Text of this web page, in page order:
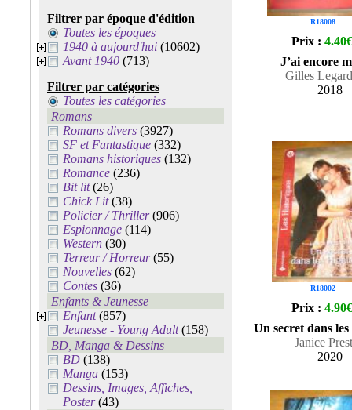
Filtrer par époque d'édition
Toutes les époques
1940 à aujourd'hui (10602)
Avant 1940 (713)
Filtrer par catégories
Toutes les catégories
Romans
Romans divers (3927)
SF et Fantastique (332)
Romans historiques (132)
Romance (236)
Bit lit(26)
Chick Lit(38)
Policier / Thriller(906)
Espionnage (114)
Western (30)
Terreur / Horreur(55)
Nouvelles (62)
Contes (36)
Enfants & Jeunesse
Enfant(857)
Jeunesse - Young Adult(158)
BD, Manga & Dessins
BD (138)
Manga (153)
Dessins, Images, Affiches,
Poster(43)
R18008
Prix : 4.40€
J’ai encore
Gilles
2018
R18002
Prix : 4.90€
Un secret dans
Janice
2020